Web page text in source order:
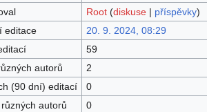
Root (diskuse| příspěvky)
editace
20. 9. 2024, 08:29
59
autorů
2
(90 dní) editací
0
autorů
0